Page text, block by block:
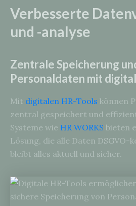
Verbesserte
und -analyse
Zentrale Speicherung
Personaldaten mit
Mit digitalen HR-Tools können
zentral gespeichert und
Systeme wie HR WORKS bieten
Lösung, die alle Daten DSGVO-
bleibt alles aktuell und sicher.